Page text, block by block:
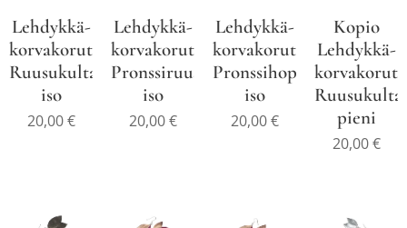
Lehdykkä-
korvakorut
Ruusukultahopea
iso
20,00€
Lehdykkä-
korvakorut
Pronssiruusukulta
iso
20,00€
Lehdykkä-
korvakorut
Pronssihopea
iso
20,00€
Kopio
Lehdykkä-
korvakorut
pieni
20,00€